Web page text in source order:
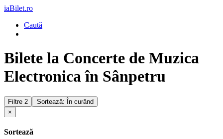
iaBilet.ro
Caută
Bilete la Concerte de Muzica
Electronica în Sânpetru
Filtre 2
Sortează: În curând
×
Sortează